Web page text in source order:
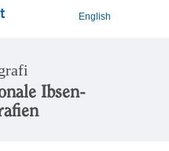
English
Ibsen-